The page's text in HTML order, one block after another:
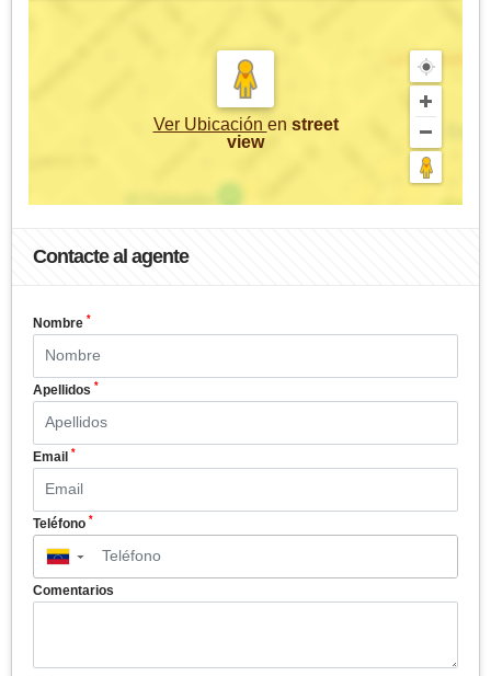
Ver Ubicación en street
view
Contacte al agente
Nombre *
Apellidos *
Email *
Teléfono *
▼
Comentarios